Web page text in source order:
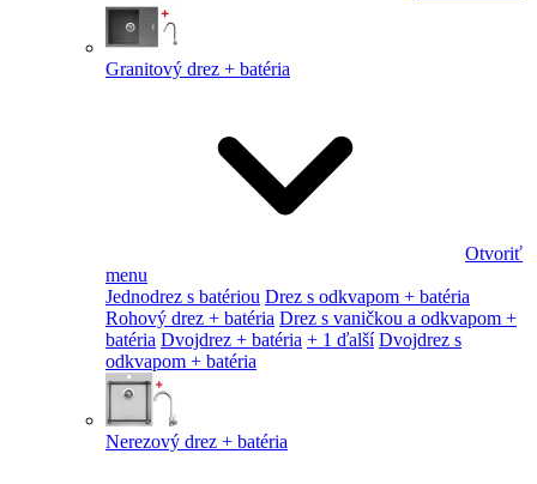
Granitový drez + batéria
Otvoriť
menu
Jednodrez s batériou Drez s odkvapom + batéria
Rohový drez + batéria Drez s vaničkou a odkvapom +
batéria Dvojdrez + batéria + 1 ďalší Dvojdrez s
odkvapom + batéria
Nerezový drez + batéria